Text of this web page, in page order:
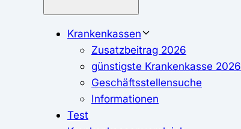
Krankenkassen
Zusatzbeitrag 2026
günstigste Krankenkasse 2026
Geschäftsstellensuche
Informationen
Test